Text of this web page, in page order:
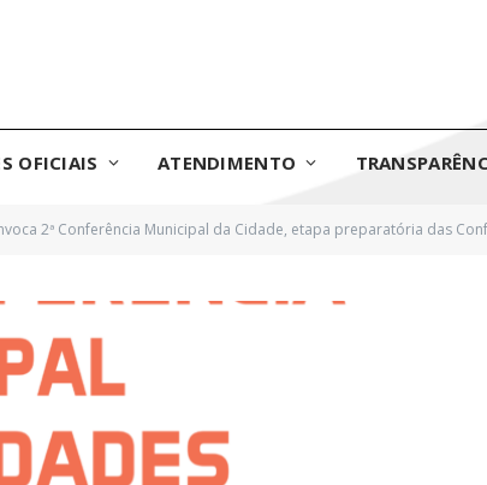
OFICIAIS ATENDIMENTO
2ª Conferência Municipal da Cidade, etapa preparatória das